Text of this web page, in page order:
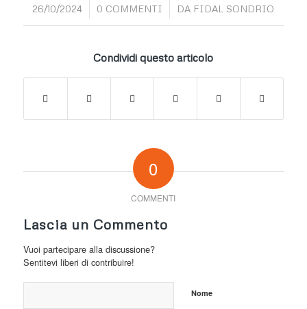
26/10/2024
/ 0 COMMENTI
/ DA FIDAL SONDRIO
Condividi questo articolo
0
COMMENTI
Lascia un Commento
Vuoi partecipare alla discussione?
Sentitevi liberi di contribuire!
Nome